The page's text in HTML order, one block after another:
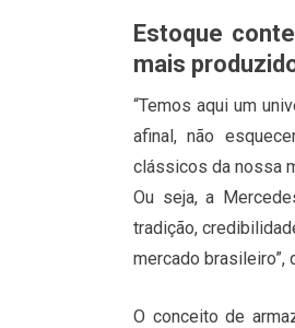
Estoque
mais
“Temos aqui um
afinal, não
clássicos da nossa
Ou seja, a
tradição,
mercado brasileiro”,
O conceito de